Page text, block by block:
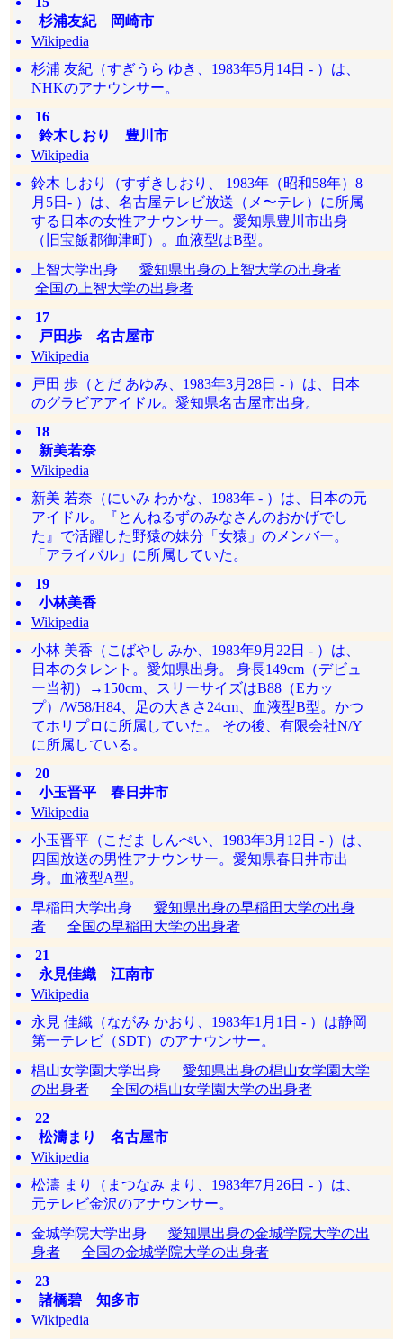
杉浦友紀 岡崎市
Wikipedia
杉浦 友紀（すぎうら ゆき、1983年5月14日 - ）は、
NHKのアナウンサー。
16
鈴木しおり 豊川市
Wikipedia
鈴木 しおり（すずきしおり、 1983年（昭和58年）8
月5日- ）は、名古屋テレビ放送（メ〜テレ）に所属
する日本の女性アナウンサー。愛知県豊川市出身
（旧宝飯郡御津町）。血液型はB型。
上智大学出身 愛知県出身の上智大学の出身者
全国の上智大学の出身者
17
戸田歩 名古屋市
Wikipedia
戸田 歩（とだ あゆみ、1983年3月28日 - ）は、日本
のグラビアアイドル。愛知県名古屋市出身。
18
新美若奈
Wikipedia
新美 若奈（にいみ わかな、1983年 - ）は、日本の元
アイドル。『とんねるずのみなさんのおかげでし
た』で活躍した野猿の妹分「女猿」のメンバー。
「アライバル」に所属していた。
19
小林美香
Wikipedia
小林 美香（こばやし みか、1983年9月22日 - ）は、
日本のタレント。愛知県出身。 身長149cm（デビュ
ー当初）→150cm、スリーサイズはB88（Eカッ
プ）/W58/H84、足の大きさ24cm、血液型B型。かつ
てホリプロに所属していた。 その後、有限会社N/Y
に所属している。
20
小玉晋平 春日井市
Wikipedia
小玉晋平（こだま しんぺい、1983年3月12日 - ）は、
四国放送の男性アナウンサー。愛知県春日井市出
身。血液型A型。
早稲田大学出身 愛知県出身の早稲田大学の出身
者
全国の早稲田大学の出身者
21
永見佳織 江南市
Wikipedia
永見 佳織（ながみ かおり、1983年1月1日 - ）は静岡
第一テレビ（SDT）のアナウンサー。
椙山女学園大学出身 愛知県出身の椙山女学園大学
の出身者
全国の椙山女学園大学の出身者
22
松濤まり 名古屋市
Wikipedia
松濤 まり（まつなみ まり、1983年7月26日 - ）は、
元テレビ金沢のアナウンサー。
金城学院大学出身 愛知県出身の金城学院大学の出
身者
全国の金城学院大学の出身者
23
諸橋碧 知多市
Wikipedia